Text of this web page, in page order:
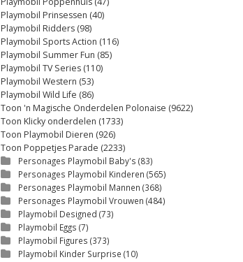
Playmobil Prinsessen (40)
Playmobil Ridders (98)
Playmobil Sports Action (116)
Playmobil Summer Fun (85)
Playmobil TV Series (110)
Playmobil Western (53)
Playmobil Wild Life (86)
Toon 'n Magische Onderdelen Polonaise (9622)
Toon Klicky onderdelen (1733)
Toon Playmobil Dieren (926)
Toon Poppetjes Parade (2233)
Personages Playmobil Baby's (83)
Personages Playmobil Kinderen (565)
Personages Playmobil Mannen (368)
Personages Playmobil Vrouwen (484)
Playmobil Designed (73)
Playmobil Eggs (7)
Playmobil Figures (373)
Playmobil Kinder Surprise (10)